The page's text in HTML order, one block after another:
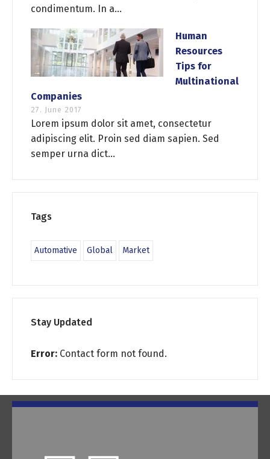
condimentum. In a...
Human
Resources
Tips for
Multinational
Companies
27. June 2017
Lorem ipsum dolor sit amet, consectetur
adipiscing elit. Proin sed diam sapien. Sed
semper urna dict...
Tags
Automative Global Market
Stay Updated
Error: Contact form not found.